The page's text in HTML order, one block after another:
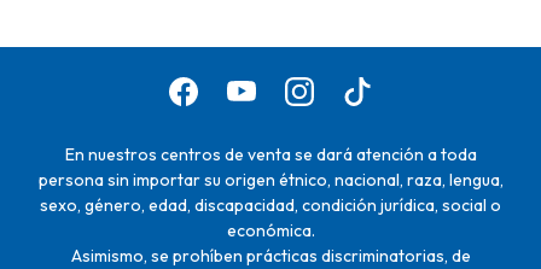
En nuestros centros de venta se dará atención a toda
persona sin importar su origen étnico, nacional, raza, lengua,
sexo, género, edad, discapacidad, condición jurídica, social o
económica.
Asimismo, se prohíben prácticas discriminatorias, de